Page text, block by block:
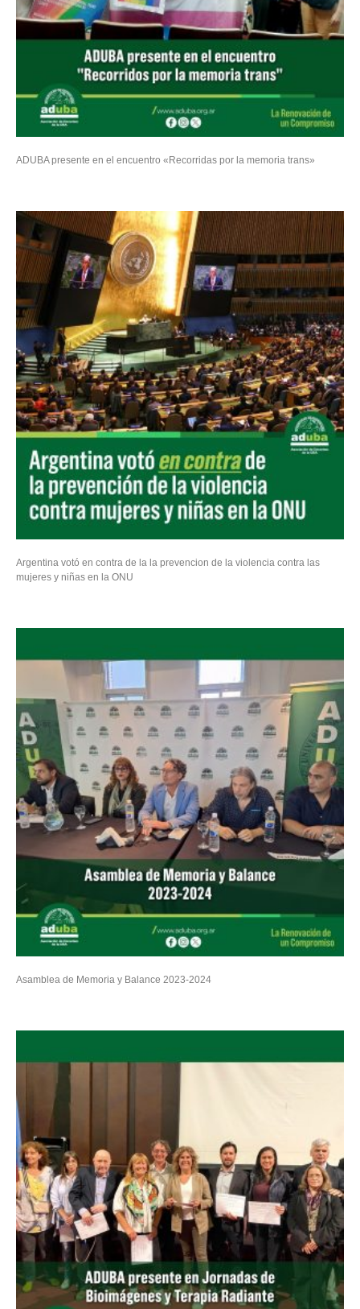
ADUBA presente en el encuentro «Recorridas por la memoria trans»
Argentina votó en contra de la la prevencion de la violencia contra las
mujeres y niñas en la ONU
Asamblea de Memoria y Balance 2023-2024